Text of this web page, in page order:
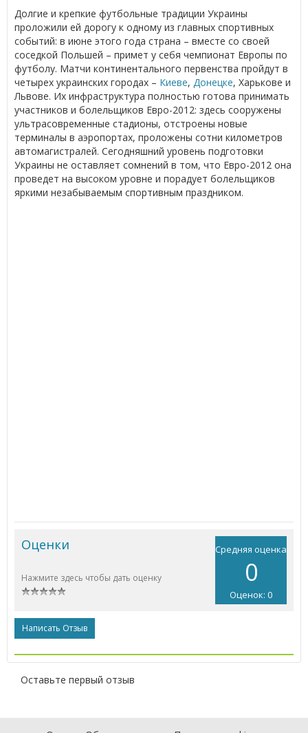
Долгие и крепкие футбольные традиции Украины
проложили ей дорогу к одному из главных спортивных
событий: в июне этого года страна – вместе со своей
соседкой Польшей – примет у себя чемпионат Европы по
футболу. Матчи континентального первенства пройдут в
четырех украинских городах – Киеве, Донецке, Харькове и
Львове. Их инфраструктура полностью готова принимать
участников и болельщиков Евро-2012: здесь сооружены
ультрасовременные стадионы, отстроены новые
терминалы в аэропортах, проложены сотни километров
автомагистралей. Сегодняшний уровень подготовки
Украины не оставляет сомнений в том, что Евро-2012 она
проведет на высоком уровне и порадует болельщиков
яркими незабываемым спортивным праздником.
Средняя оценка
0
Оценок: 0
Оценки
Нажмите здесь чтобы дать оценку
Написать Отзыв
Оставьте первый отзыв